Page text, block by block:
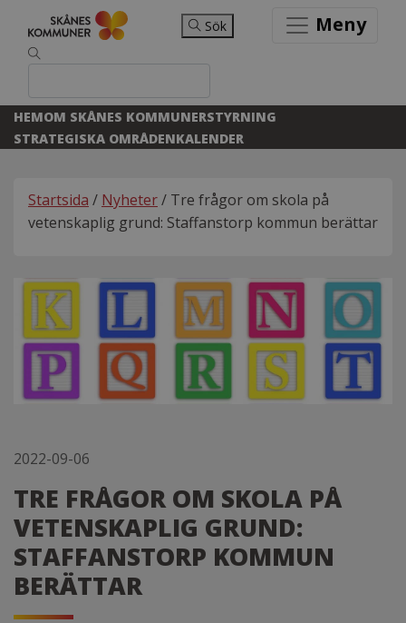
Sök Meny
HEMOM SKÅNES KOMMUNERSTYRNING
STRATEGISKA OMRÅDENKALENDER
Startsida / Nyheter/ Tre frågor om skola på
vetenskaplig grund: Staffanstorp kommun berättar
2022-09-06
TRE FRÅGOR OM SKOLA PÅ
VETENSKAPLIG GRUND:
STAFFANSTORP KOMMUN
BERÄTTAR